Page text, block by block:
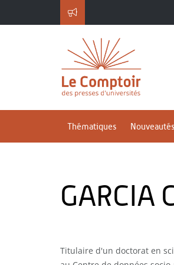
Thématiques Nouveautés
GARCIA
Titulaire d'un doctorat en